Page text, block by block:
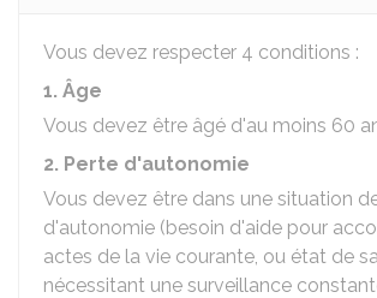
Vous devez respecter 4 conditions :
1. Âge
Vous devez être âgé d'au moins 60
2. Perte d'autonomie
Vous devez être dans une situation
d'autonomie (besoin d'aide pour
actes de la vie courante, ou état de
nécessitant une surveillance